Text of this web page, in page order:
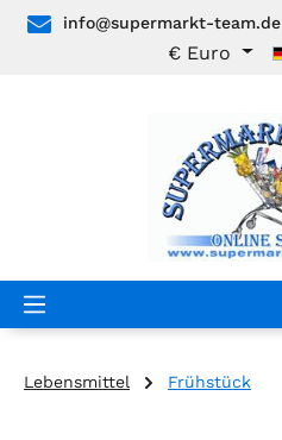
Zum Hauptinhalt springen
info@supermarkt-team.de
€ Euro
Lebensmittel Frühstück